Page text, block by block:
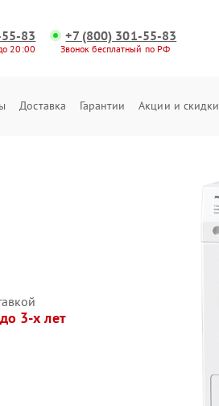
83
20:00
+7 (800) 301-55-83
Звонок бесплатный по РФ
Доставка Гарантии Акции и скидки
до 3-х лет